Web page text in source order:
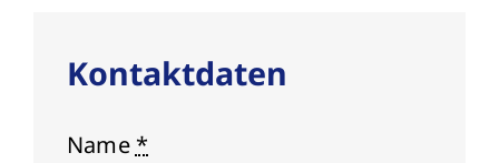
Kontaktdaten
Name *